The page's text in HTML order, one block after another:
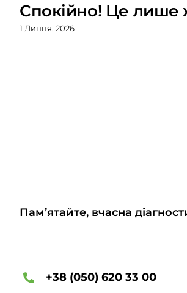
Спокійно! Це лише
1 Липня, 2026
Пам’ятайте, вчасна
+38 (050) 620 33 00